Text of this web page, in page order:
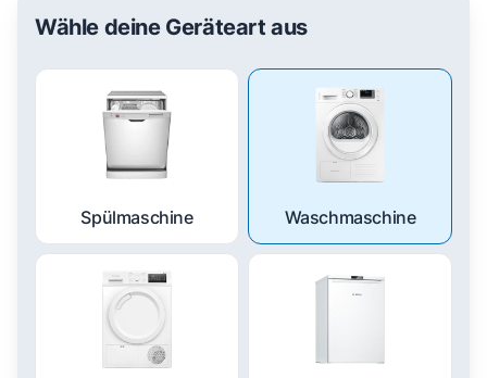
Wähle deine Geräteart aus
Spülmaschine Waschmaschine